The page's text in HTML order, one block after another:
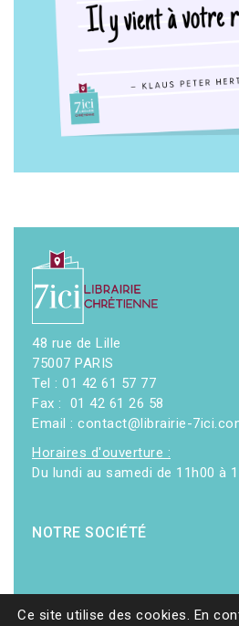
48 rue de Lille
75007 PARIS
Tel : 01 42 61 57 77
Fax : 01 42 61 26 58
Email : contact@librairie-
Horaires d'ouverture :
Du lundi au samedi de 11h00 à
NOTRE SOCIÉTÉ
Ce site utilise des cookies. En